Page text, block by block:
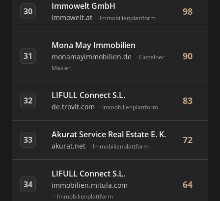
30 Immowelt GmbH
immowelt.at Immobilienplattform
98
31
Mona May Immobilien
monamayimmobilien.de
Einzelner
Makler
90
32 LIFULL Connect S.L.
de.trovit.com Immobilienplattform
83
33 Akurat Service Real Estate E. K.
akurat.net Immobilienplattform
72
34
LIFULL Connect S.L.
immobilien.mitula.com
Immobilienplattform
64